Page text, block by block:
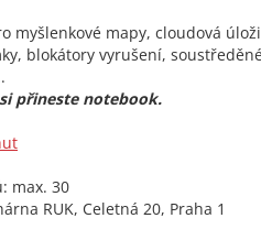
myšlenkové mapy, cloudová
blokátory vyrušení,
přineste notebook.
max. 30
RUK, Celetná 20, Praha 1